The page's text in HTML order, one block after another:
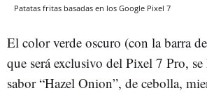
Patatas fritas basadas en los Google Pixel 7
El color verde oscuro (con la barra
que será exclusivo del Pixel 7 Pro,
sabor “Hazel Onion”, de cebolla,